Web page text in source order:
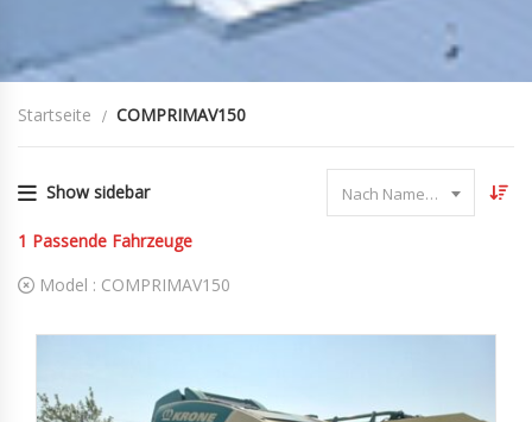
Startseite COMPRIMAV150
Show sidebar Nach Name sortieren
1 Passende Fahrzeuge
Model : COMPRIMAV150